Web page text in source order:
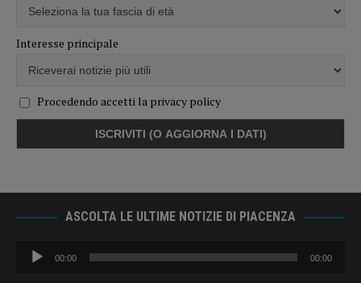
Interesse principale
Procedendo accetti la privacy policy
ASCOLTA LE ULTIME NOTIZIE DI PIACENZA
Audio
Player
00:00 00:00